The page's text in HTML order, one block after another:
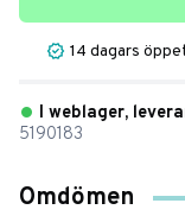
14 dagars
I weblager,
5190183
Omdömen